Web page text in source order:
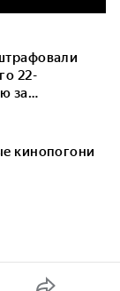
22-
за
кинопогони